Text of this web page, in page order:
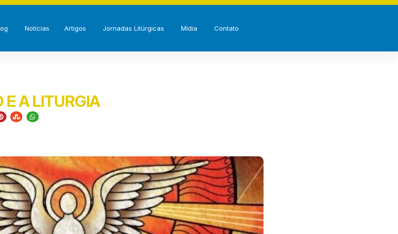
Notícias Artigos Jornadas Litúrgicas Mídia Contato
E A LITURGIA